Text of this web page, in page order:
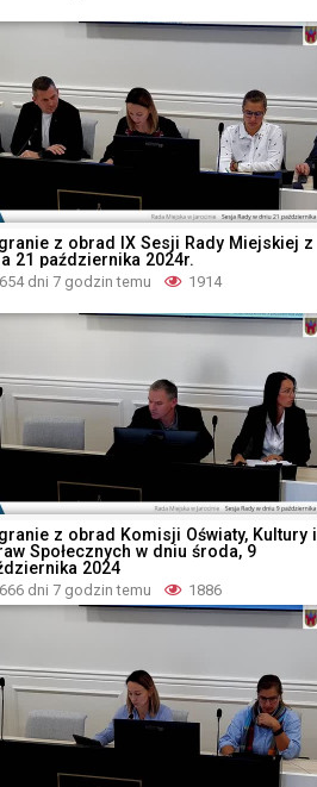
z obrad IX Sesji Rady Miejskiej z
21 października 2024r.
654 dni 7 godzin temu 1914
z obrad Komisji Oświaty, Kultury i
Społecznych w dniu środa, 9
2024
666 dni 7 godzin temu 1886